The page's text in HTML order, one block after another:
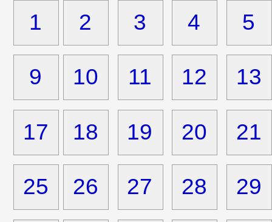
1 2 3 4 5
9 10 11 12 13
17 18 19 20 21
25 26 27 29
28